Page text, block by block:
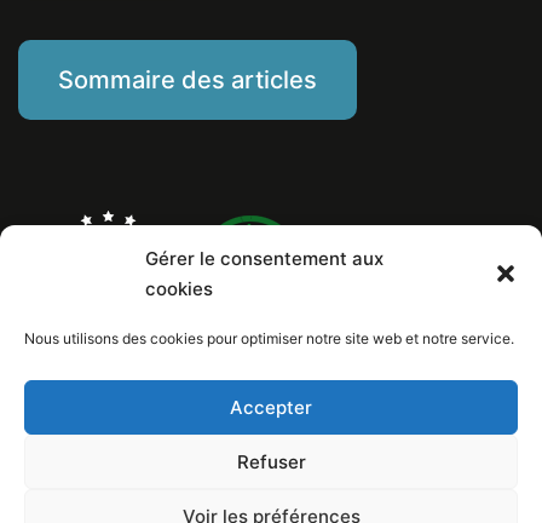
Gérer le consentement aux
cookies
Nous utilisons des cookies pour optimiser notre site web et notre service.
Accepter
Refuser
Voir les préférences
Sommaire des articles
Numéro de Siret: 799 260 146 00029
Copyright © 2026 Au poil dans mes pattes! / Design et conception internet: